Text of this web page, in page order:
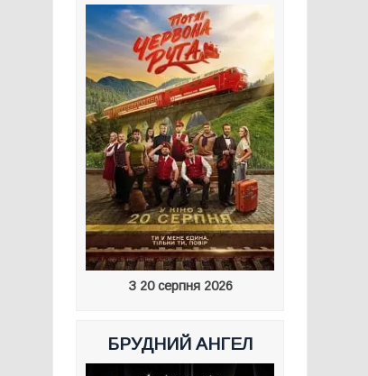
З 20 серпня 2026
БРУДНИЙ АНГЕЛ